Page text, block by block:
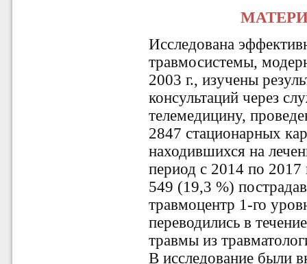
Исследована
травмосистемы,
2003 г., изучены
консультаций через
телемедицину,
2847 стационарных
находившихся на
период с 2014 по 2017
549 (19,3 %)
травмоцентр 1-го
переводились в
травмы из
В исследование были